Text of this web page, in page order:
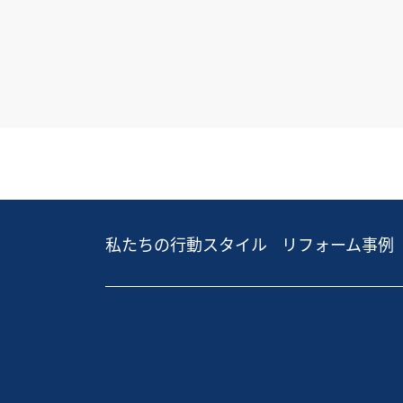
私たちの行動スタイル リフォーム事例